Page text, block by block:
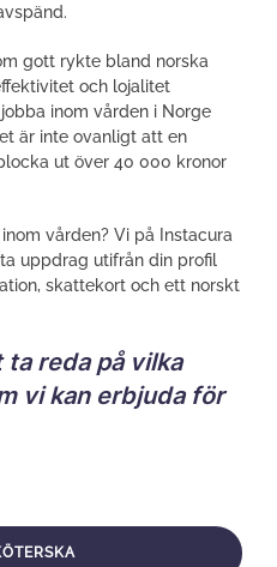
gott rykte bland norska
och lojalitet
inom vården i Norge
är inte ovanligt att en
ut över 40 000 kronor
vården? Vi på Instacura
uppdrag utifrån din profil
skattekort och ett norskt
reda på vilka
vi kan erbjuda för